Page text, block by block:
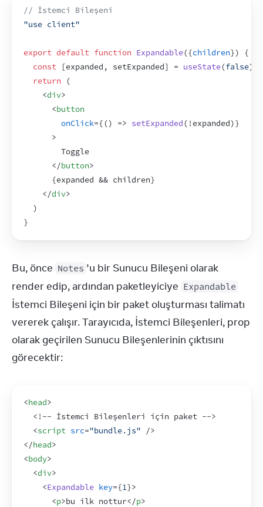
// İstemci Bileşeni
"use client"
export default function Expandable({children})
{
const
[expanded , setExpanded] = useState(false)
return
(
<div>
<button
onClick={() => setExpanded( ! expanded)}
>
        Toggle
</button>
{expanded && children}
</div>
)
}
Bu, önce Notes ’u bir Sunucu Bileşeni olarak
render edip, ardından paketleyiciye Expandable
İstemci Bileşeni için bir paket oluşturması talimatı
vererek çalışır. Tarayıcıda, İstemci Bileşenleri, prop
olarak geçirilen Sunucu Bileşenlerinin çıktısını
görecektir:
<head>
< !-- İstemci Bileşenleri için paket -->
<script src="bundle.js"
/>
</head>
<body>
<div>
<Expandable key={1}>
<p>bu ilk nottur</p>